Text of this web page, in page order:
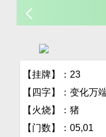
【挂牌】：23
【四字】：变化万
【火烧】：猪
【门数】：05,01